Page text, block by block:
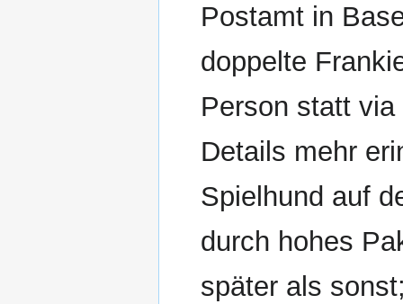
Postamt in
doppelte
Person statt
Details mehr
Spielhund auf
durch hohes
später als